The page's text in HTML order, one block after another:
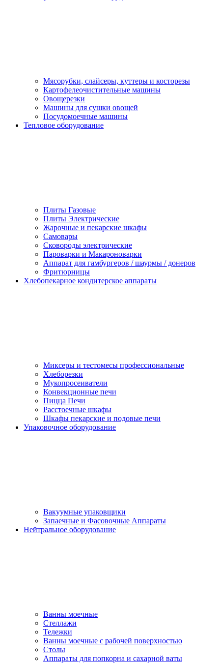
Мясорубки, слайсеры, куттеры и косторезы
Картофелеочистительные машины
Овощерезки
Машины для сушки овощей
Посудомоечные машины
Тепловое оборудование
Плиты Газовые
Плиты Электрические
Жарочные и пекарские шкафы
Самовары
Сковороды электрические
Пароварки и Макароноварки
Аппарат для гамбургеров / шаурмы / донеров
Фритюрницы
Хлебопекарное кондитерское аппараты
Миксеры и тестомесы профессиональные
Хлеборезки
Мукопросеиватели
Конвекционные печи
Пицца Печи
Расстоечные шкафы
Шкафы пекарские и подовые печи
Упаковочное оборудование
Вакуумные упаковщики
Запаечные и Фасовочные Аппараты
Нейтральное оборудование
Ванны моечные
Стеллажи
Тележки
Ванны моечные с рабочей поверхностью
Столы
Аппараты для попкорна и сахарной ваты